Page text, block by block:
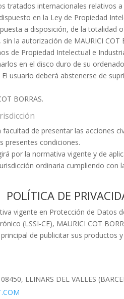
tratados internacionales relativos
en la Ley de Propiedad
a disposición, de la
la autorización de MAURICI COT
de Propiedad Intelectual e
en el disco duro de su
usuario deberá abstenerse de
BORRAS.
facultad de presentar las
presentes condiciones.
por la normativa vigente y de
ordinaria cumpliendo con
POLÍTICA DE
vigente en Protección de Datos
(LSSI-CE), MAURICI COT
de publicitar sus productos
LLINARS DEL VALLES